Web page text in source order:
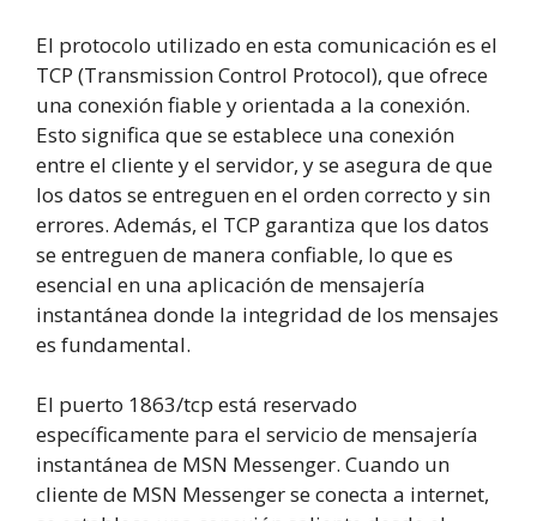
El protocolo utilizado en esta comunicación es el
TCP (Transmission Control Protocol), que ofrece
una conexión fiable y orientada a la conexión.
Esto significa que se establece una conexión
entre el cliente y el servidor, y se asegura de que
los datos se entreguen en el orden correcto y sin
errores. Además, el TCP garantiza que los datos
se entreguen de manera confiable, lo que es
esencial en una aplicación de mensajería
instantánea donde la integridad de los mensajes
es fundamental.
El puerto 1863/tcp está reservado
específicamente para el servicio de mensajería
instantánea de MSN Messenger. Cuando un
cliente de MSN Messenger se conecta a internet,